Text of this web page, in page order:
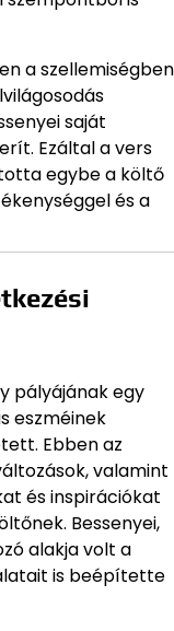
a szellemiségben
saját
Ezáltal a vers
egybe a költő
és a
pályájának egy
eszméinek
Ebben az
valamint
és inspirációkat
Bessenyei,
alakja volt a
is beépítette